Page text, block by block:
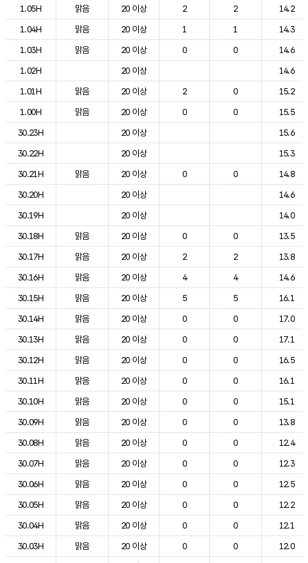
1.05H
맑음 20 이상 2 2
14.2
1.04H
맑음 20 이상 1 1
14.3
1.03H
맑음 20 이상 0 0
14.6
1.02H
20 이상
14.6
1.01H
맑음 20 이상 2 0
15.2
1.00H
맑음 20 이상 0 0
15.5
30.23H
20 이상
15.6
30.22H
20 이상
15.3
30.21H
맑음 20 이상 0 0
14.8
30.20H
20 이상
14.6
30.19H
20 이상
14.0
30.18H
맑음 20 이상 0 0
13.5
30.17H
맑음 20 이상 2 2
13.8
30.16H
맑음 20 이상 4 4
14.6
30.15H
맑음 20 이상 5 5
16.1
30.14H
맑음 20 이상 0 0
17.0
30.13H
맑음 20 이상 0 0
17.1
30.12H
맑음 20 이상 0 0
16.5
30.11H
맑음 20 이상 0 0
16.1
30.10H
맑음 20 이상 0 0
15.1
30.09H
맑음 20 이상 0 0
13.8
30.08H
맑음 20 이상 0 0
12.4
30.07H
맑음 20 이상 0 0
12.3
30.06H
맑음 20 이상 0 0
12.5
30.05H
맑음 20 이상 0 0
12.2
30.04H
맑음 20 이상 0 0
12.1
30.03H
맑음 20 이상 0 0
12.0